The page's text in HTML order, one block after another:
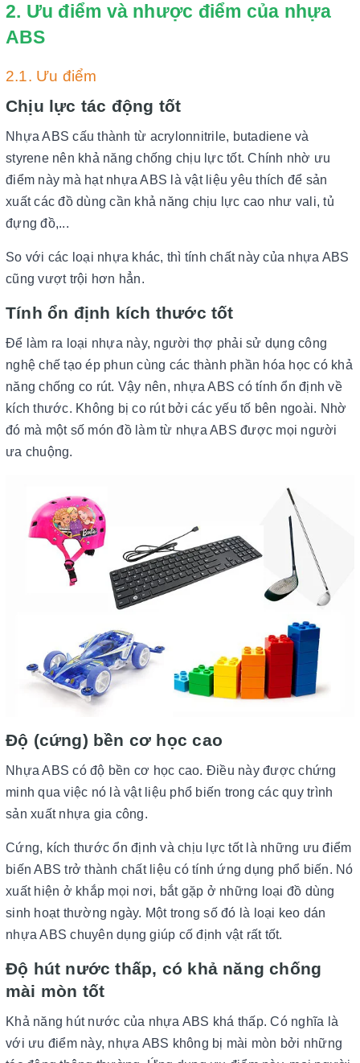
2. Ưu điểm và nhược điểm của nhựa
ABS
2.1. Ưu điểm
Chịu lực tác động tốt
Nhựa ABS cấu thành từ acrylonnitrile, butadiene và
styrene nên khả năng chống chịu lực tốt. Chính nhờ ưu
điểm này mà hạt nhựa ABS là vật liệu yêu thích để sản
xuất các đồ dùng cần khả năng chịu lực cao như vali, tủ
đựng đồ,...
So với các loại nhựa khác, thì tính chất này của nhựa ABS
cũng vượt trội hơn hẳn.
Tính ổn định kích thước tốt
Để làm ra loại nhựa này, người thợ phải sử dụng công
nghệ chế tạo ép phun cùng các thành phần hóa học có khả
năng chống co rút. Vậy nên, nhựa ABS có tính ổn định về
kích thước. Không bị co rút bởi các yếu tố bên ngoài. Nhờ
đó mà một số món đồ làm từ nhựa ABS được mọi người
ưa chuộng.
Độ (cứng) bền cơ học cao
Nhựa ABS có độ bền cơ học cao. Điều này được chứng
minh qua việc nó là vật liệu phổ biến trong các quy trình
sản xuất nhựa gia công.
Cứng, kích thước ổn định và chịu lực tốt là những ưu điểm
biến ABS trở thành chất liệu có tính ứng dụng phổ biến. Nó
xuất hiện ở khắp mọi nơi, bắt gặp ở những loại đồ dùng
sinh hoạt thường ngày. Một trong số đó là loại keo dán
nhựa ABS chuyên dụng giúp cố định vật rất tốt.
Độ hút nước thấp, có khả năng chống
mài mòn tốt
Khả năng hút nước của nhựa ABS khá thấp. Có nghĩa là
với ưu điểm này, nhựa ABS không bị mài mòn bởi những